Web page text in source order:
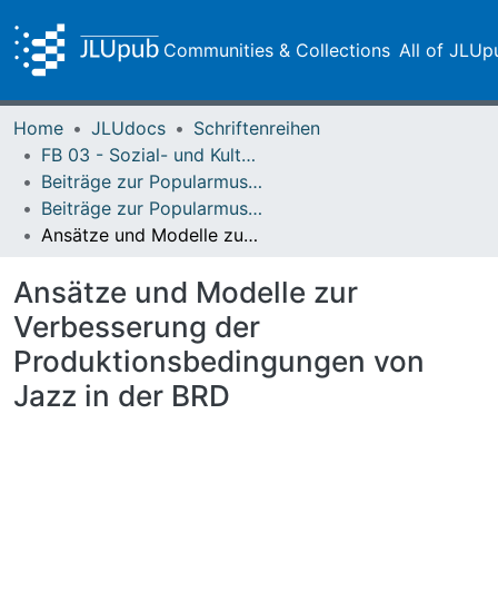
Communities & Collections All of
Home JLUdocs
Schriftenreihen
FB 03 - Sozial- und Kulturwissenschaften
Beiträge zur Popularmusikforschung
Beiträge zur Popularmusikforschung 07/08 (1989)
Ansätze und Modelle zur Verbesserung der Produktionsbedingungen von Jazz in der BRD
Ansätze und Modelle zur
Verbesserung der
Produktionsbedingungen von
Jazz in der BRD